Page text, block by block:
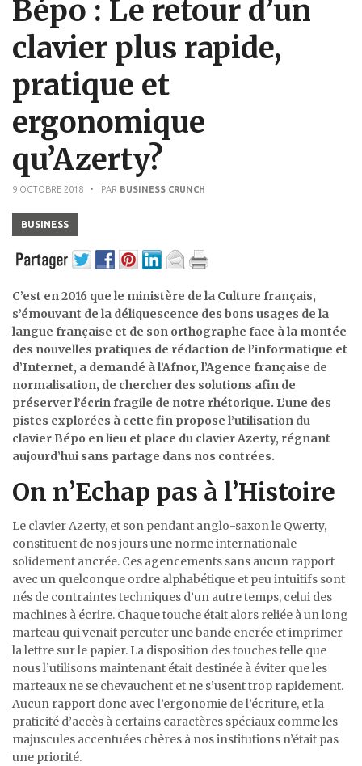
Bépo : Le retour d’un
clavier plus rapide,
pratique et
ergonomique
qu’Azerty?
9 OCTOBRE 2018 • PAR BUSINESS CRUNCH
BUSINESS
C’est en 2016 que le ministère de la Culture français,
s’émouvant de la déliquescence des bons usages de la
langue française et de son orthographe face à la montée
des nouvelles pratiques de rédaction de l’informatique et
d’Internet, a demandé à l’Afnor, l’Agence française de
normalisation, de chercher des solutions afin de
préserver l’écrin fragile de notre rhétorique. L’une des
pistes explorées à cette fin propose l’utilisation du
clavier Bépo en lieu et place du clavier Azerty, régnant
aujourd’hui sans partage dans nos contrées.
On n’Echap pas à l’Histoire
Le clavier Azerty, et son pendant anglo-saxon le Qwerty,
constituent de nos jours une norme internationale
solidement ancrée. Ces agencements sans aucun rapport
avec un quelconque ordre alphabétique et peu intuitifs sont
nés de contraintes techniques d’un autre temps, celui des
machines à écrire. Chaque touche était alors reliée à un long
marteau qui venait percuter une bande encrée et imprimer
la lettre sur le papier. La disposition des touches telle que
nous l’utilisons maintenant était destinée à éviter que les
marteaux ne se chevauchent et ne s’usent trop rapidement.
Aucun rapport donc avec l’ergonomie de l’écriture, et la
praticité d’accès à certains caractères spéciaux comme les
majuscules accentuées chères à nos institutions n’était pas
une priorité.